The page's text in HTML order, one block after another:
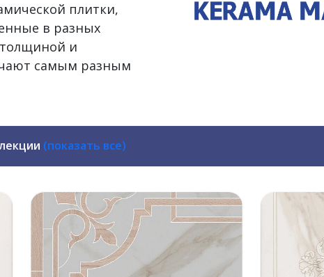
плитки,
в разных
толщиной и
самым разным
(показать все)